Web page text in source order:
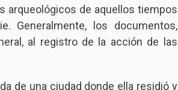
arqueológicos de aquellos tiempos
Generalmente, los documentos,
al registro de la acción de las
de una ciudad donde ella residió y